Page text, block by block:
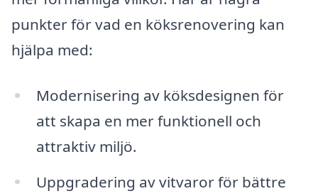
punkter för vad en köksrenovering kan
hjälpa med:
Modernisering av köksdesignen för
att skapa en mer funktionell och
attraktiv miljö.
Uppgradering av vitvaror för bättre